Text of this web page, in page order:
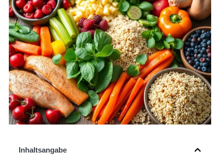
Inhaltsangabe